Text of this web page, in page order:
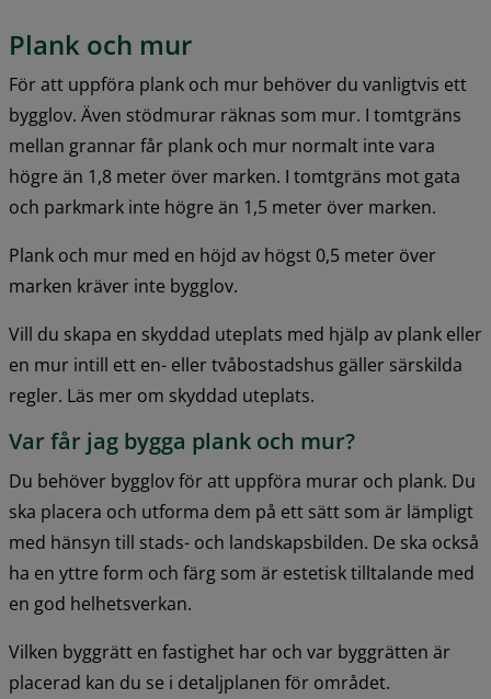
Plank och mur
För att uppföra plank och mur behöver du vanligtvis ett
bygglov. Även stödmurar räknas som mur. I tomtgräns
mellan grannar får plank och mur normalt inte vara
högre än 1,8 meter över marken. I tomtgräns mot gata
och parkmark inte högre än 1,5 meter över marken.
Plank och mur med en höjd av högst 0,5 meter över
marken kräver inte bygglov.
Vill du skapa en skyddad uteplats med hjälp av plank eller
en mur intill ett en- eller tvåbostadshus gäller särskilda
regler. Läs mer om skyddad uteplats.
Var får jag bygga plank och mur?
Du behöver bygglov för att uppföra murar och plank. Du
ska placera och utforma dem på ett sätt som är lämpligt
med hänsyn till stads- och landskapsbilden. De ska också
ha en yttre form och färg som är estetisk tilltalande med
en god helhetsverkan.
Vilken byggrätt en fastighet har och var byggrätten är
placerad kan du se i detaljplanen för området.